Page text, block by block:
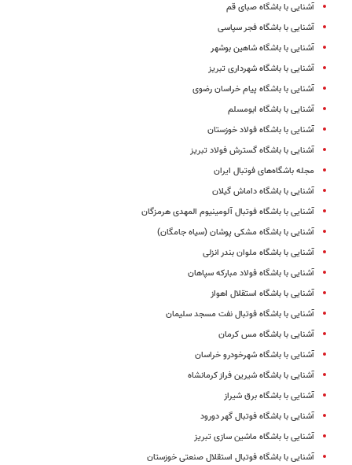
آشنایی با باشگاه صبای قم
آشنایی با باشگاه فجر سپاسی
آشنایی با باشگاه شاهین بوشهر
آشنایی با باشگاه شهرداری تبریز
آشنایی با باشگاه پیام خراسان رضوی
آشنایی با باشگاه ابومسلم
آشنایی با باشگاه فولاد خوزستان
آشنایی با باشگاه گسترش فولاد تبریز
مجله باشگاه‌های فوتبال ایران
آشنایی با باشگاه داماش گیلان
آشنایی با باشگاه فوتبال آلومینیوم المهدی هرمزگان
آشنایی با باشگاه مشکی پوشان (سیاه جامگان)
آشنایی با باشگاه ملوان بندر انزلی
آشنایی با باشگاه فولاد مبارکه سپاهان
آشنایی با باشگاه استقلال اهواز
آشنایی با باشگاه فوتبال نفت مسجد سلیمان
آشنایی با باشگاه مس کرمان
آشنایی با باشگاه شهرخودرو خراسان
آشنایی با باشگاه شیرین فراز کرمانشاه
آشنایی با باشگاه برق شیراز
آشنایی با باشگاه فوتبال گهر دورود
آشنایی با باشگاه ماشین سازی تبریز
آشنایی با باشگاه فوتبال استقلال صنعتی خوزستان